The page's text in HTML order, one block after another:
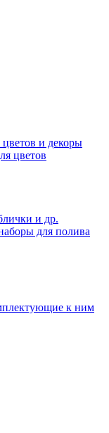
и декоры
цветов
и др.
для полива
к ним